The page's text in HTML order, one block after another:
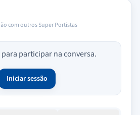
com outros Super Portistas
para participar na conversa.
Iniciar sessão